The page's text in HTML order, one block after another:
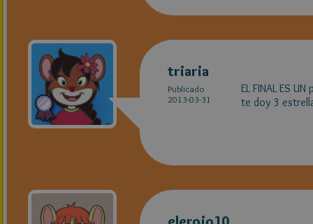
triaria
Publicado
2013-03-31
EL FINAL ES
te doy 3